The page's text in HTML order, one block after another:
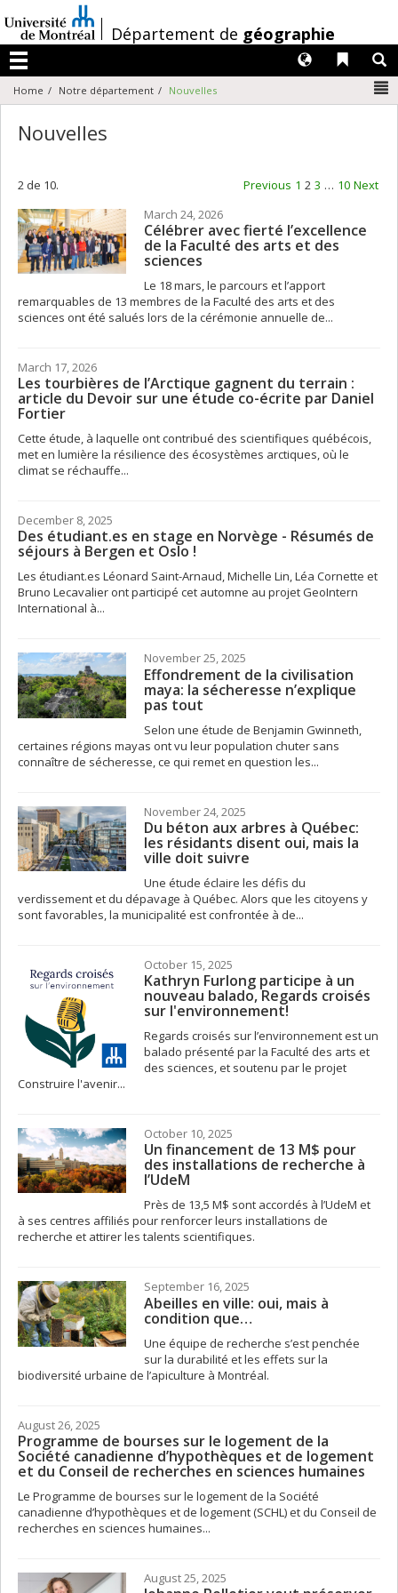
au
contenu
/Département de géographie
Menu
Liens
Langues
Home Notre département Nouvelles
Nouvelles
2 de 10. Previous 1 2 3 … 10 Next
March 24, 2026
Célébrer avec fierté l’excellence
de la Faculté des arts et des
sciences
Le 18 mars, le parcours et l’apport
remarquables de 13 membres de la Faculté des arts et des
sciences ont été salués lors de la cérémonie annuelle de...
March 17, 2026
Les tourbières de l’Arctique gagnent du terrain :
article du Devoir sur une étude co-écrite par Daniel
Fortier
Cette étude, à laquelle ont contribué des scientifiques québécois,
met en lumière la résilience des écosystèmes arctiques, où le
climat se réchauffe...
December 8, 2025
Des étudiant.es en stage en Norvège - Résumés de
séjours à Bergen et Oslo !
Les étudiant.es Léonard Saint-Arnaud, Michelle Lin, Léa Cornette et
Bruno Lecavalier ont participé cet automne au projet GeoIntern
International à...
November 25, 2025
Effondrement de la civilisation
maya: la sécheresse n’explique
pas tout
Selon une étude de Benjamin Gwinneth,
certaines régions mayas ont vu leur population chuter sans
connaître de sécheresse, ce qui remet en question les...
November 24, 2025
Du béton aux arbres à Québec:
les résidants disent oui, mais la
ville doit suivre
Une étude éclaire les défis du
verdissement et du dépavage à Québec. Alors que les citoyens y
sont favorables, la municipalité est confrontée à de...
October 15, 2025
Kathryn Furlong participe à un
nouveau balado, Regards croisés
sur l'environnement!
Regards croisés sur l’environnement est un
balado présenté par la Faculté des arts et
des sciences, et soutenu par le projet
Construire l'avenir...
October 10, 2025
Un financement de 13 M$ pour
des installations de recherche à
l’UdeM
Près de 13,5 M$ sont accordés à l’UdeM et
à ses centres affiliés pour renforcer leurs installations de
recherche et attirer les talents scientifiques.
September 16, 2025
Abeilles en ville: oui, mais à
condition que…
Une équipe de recherche s’est penchée
sur la durabilité et les effets sur la
biodiversité urbaine de l’apiculture à Montréal.
August 26, 2025
Programme de bourses sur le logement de la
Société canadienne d’hypothèques et de logement
et du Conseil de recherches en sciences humaines
Le Programme de bourses sur le logement de la Société
canadienne d’hypothèques et de logement (SCHL) et du Conseil de
recherches en sciences humaines...
August 25, 2025